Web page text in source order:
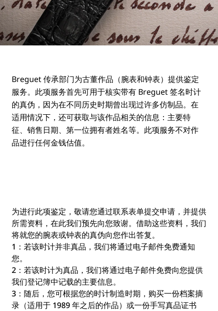
Breguet 传承部门为古董作品（腕表和钟表）提供鉴定
服务。此项服务首先可用于核实带有 Breguet 签名时计
的真伪，因为在不同历史时期曾出现过许多仿制品。在
适用情况下，还可获取与该作品相关的信息：主要特
征、销售日期、第一位拥有者姓名等。此项服务不对作
品进行任何金钱估值。
为进行此项鉴定，敬请您通过联系表单提交申请，并提供
所需资料，在此我们预先向您致谢。借助这些资料，我们
将就您的腕表或钟表的真伪向您作出答复。
1：若该时计并非真品，我们将通过电子邮件免费通知
您。
2：若该时计为真品，我们将通过电子邮件免费向您提供
我们登记簿中记载的主要信息。
3：随后，您可根据您的时计制造时期，购买一份档案摘
录（适用于 1989 年之后的作品）或一份手写真品证书